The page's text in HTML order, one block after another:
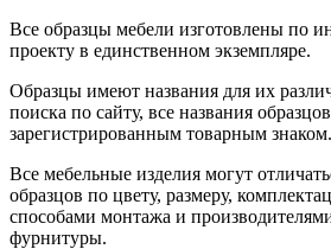
Все образцы мебели изготовлены по
проекту в единственном экземпляре.
Образцы имеют названия для их
поиска по сайту, все названия
зарегистрированным товарным знаком.
Все мебельные изделия могут
образцов по цвету, размеру,
способами монтажа и
фурнитуры.